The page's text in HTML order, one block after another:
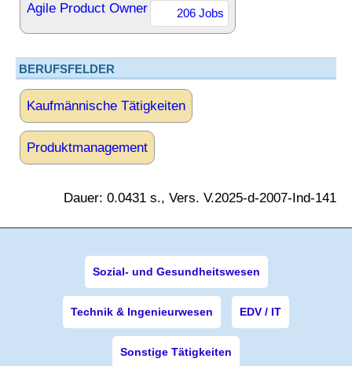
Agile Product Owner 206 Jobs
BERUFSFELDER
Kaufmännische Tätigkeiten
Produktmanagement
Dauer: 0.0431 s., Vers. V.2025-d-2007-Ind-141
Sozial- und Gesundheitswesen
Technik & Ingenieurwesen EDV / IT
Sonstige Tätigkeiten